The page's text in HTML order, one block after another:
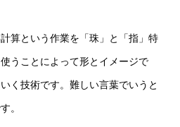
算という作業を「珠」と「指」特
うことによって形とイメージで
く技術です。難しい言葉でいうと
。